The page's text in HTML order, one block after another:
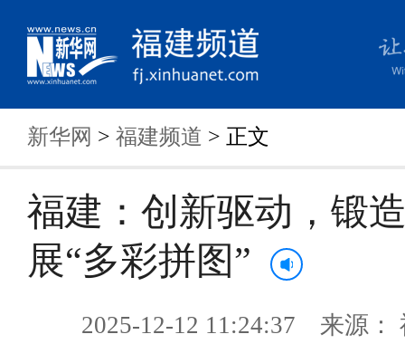
新华网 > 福建频道 > 正文
福建：创新驱动，锻
展“多彩拼图”
2025-12-12 11:24:37 来源：